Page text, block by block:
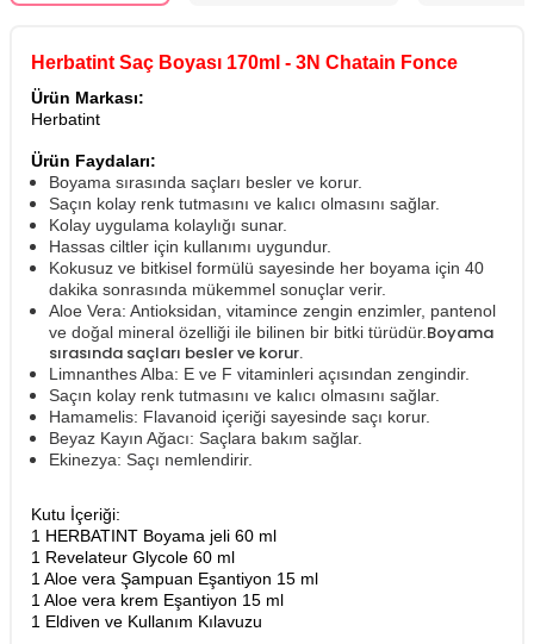
Herbatint Saç Boyası 170ml - 3N Chatain Fonce
Ürün Markası:
Herbatint
Ürün Faydaları:
Boyama sırasında saçları besler ve korur.
Saçın kolay renk tutmasını ve kalıcı olmasını sağlar.
Kolay uygulama kolaylığı sunar.
Hassas ciltler için kullanımı uygundur.
Kokusuz ve bitkisel formülü sayesinde her boyama için 40
dakika sonrasında mükemmel sonuçlar verir.
Aloe Vera: Antioksidan, vitamince zengin enzimler, pantenol
ve doğal mineral özelliği ile bilinen bir bitki türüdür.Boyama
sırasında saçları besler ve korur.
Limnanthes Alba: E ve F vitaminleri açısından zengindir.
Saçın kolay renk tutmasını ve kalıcı olmasını sağlar.
Hamamelis: Flavanoid içeriği sayesinde saçı korur.
Beyaz Kayın Ağacı: Saçlara bakım sağlar.
Ekinezya: Saçı nemlendirir.
Kutu İçeriği:
1 HERBATINT Boyama jeli 60 ml
1 Revelateur Glycole 60 ml
1 Aloe vera Şampuan Eşantiyon 15 ml
1 Aloe vera krem Eşantiyon 15 ml
1 Eldiven ve Kullanım Kılavuzu